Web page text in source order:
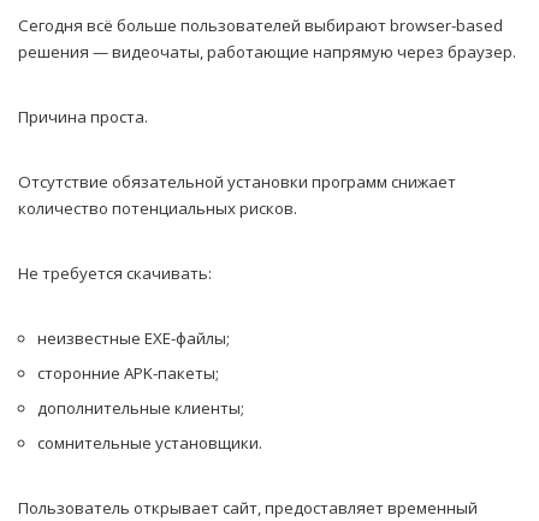
Сегодня всё больше пользователей выбирают browser-based
решения — видеочаты, работающие напрямую через браузер.
Причина проста.
Отсутствие обязательной установки программ снижает
количество потенциальных рисков.
Не требуется скачивать:
неизвестные EXE-файлы;
сторонние APK-пакеты;
дополнительные клиенты;
сомнительные установщики.
Пользователь открывает сайт, предоставляет временный